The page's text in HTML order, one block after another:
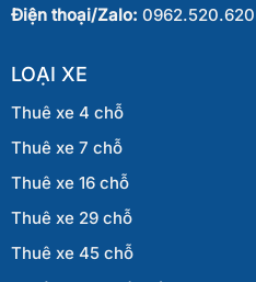
Điện thoại/Zalo: 0962.520.620
LOẠI XE
Thuê xe 4 chỗ
Thuê xe 7 chỗ
Thuê xe 16 chỗ
Thuê xe 29 chỗ
Thuê xe 45 chỗ